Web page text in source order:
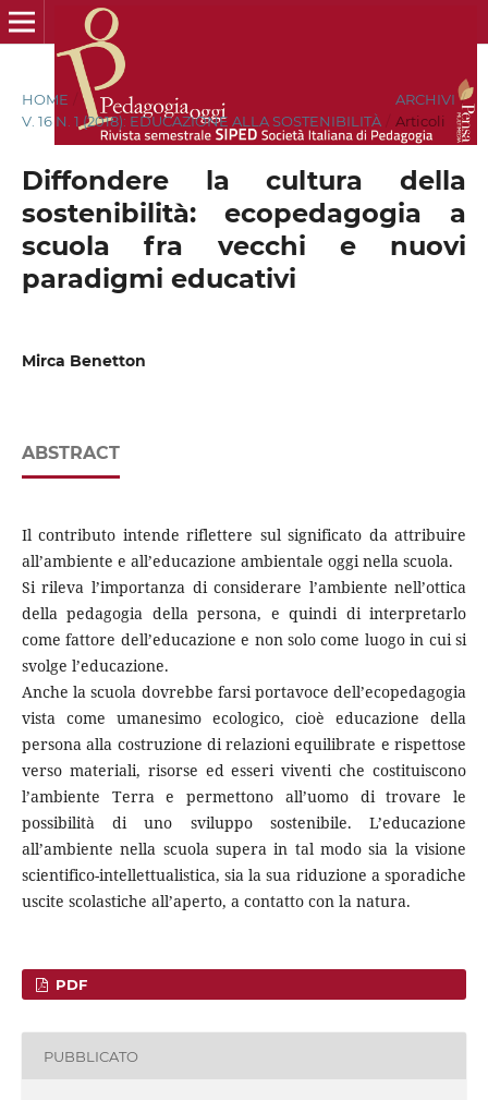
HOME ARCHIVI /
V. 16 N. 1 (2018): EDUCAZIONE ALLA SOSTENIBILITÀ
Articoli
Diffondere la cultura della
sostenibilità: ecopedagogia a
scuola fra vecchi e nuovi
paradigmi educativi
Mirca Benetton
ABSTRACT
Il contributo intende riflettere sul significato da attribuire
all’ambiente e all’educazione ambientale oggi nella scuola.
Si rileva l’importanza di considerare l’ambiente nell’ottica
della pedagogia della persona, e quindi di interpretarlo
come fattore dell’educazione e non solo come luogo in cui si
svolge l’educazione.
Anche la scuola dovrebbe farsi portavoce dell’ecopedagogia
vista come umanesimo ecologico, cioè educazione della
persona alla costruzione di relazioni equilibrate e rispettose
verso materiali, risorse ed esseri viventi che costituiscono
l’ambiente Terra e permettono all’uomo di trovare le
possibilità di uno sviluppo sostenibile. L’educazione
all’ambiente nella scuola supera in tal modo sia la visione
scientifico-intellettualistica, sia la sua riduzione a sporadiche
uscite scolastiche all’aperto, a contatto con la natura.
PDF
PUBBLICATO